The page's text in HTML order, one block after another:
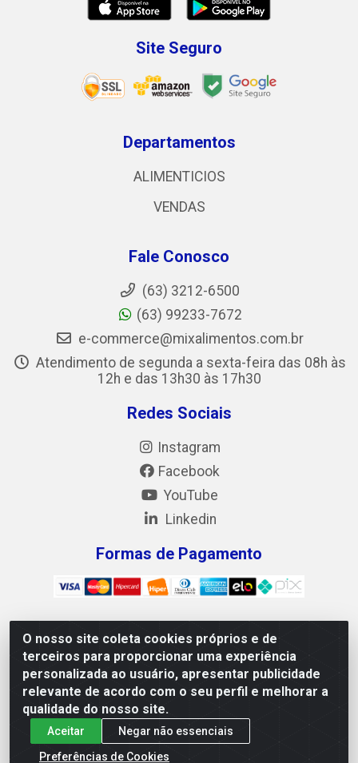
O nosso site coleta cookies próprios e de
terceiros para proporcionar uma experiência
personalizada ao usuário, apresentar publicidade
relevante de acordo com o seu perfil e melhorar a
qualidade do nosso site.
Aceitar
Negar não essenciais
Preferências de Cookies
Site Seguro
Departamentos
ALIMENTICIOS
VENDAS
Fale Conosco
(63) 3212-6500
(63) 99233-7672
e-commerce@mixalimentos.com.br
Atendimento de segunda a sexta-feira das 08h às
12h e das 13h30 às 17h30
Redes Sociais
Instagram
Facebook
YouTube
Linkedin
Formas de Pagamento
Mix Alimentos LTDA - Quadra Asr Ne 55 (412 Norte), Alameda
02, S/N - Plano Diretor Norte, Palmas/TO - CEP 77.006-540 -
CNPJ 05.922.500/0001-02